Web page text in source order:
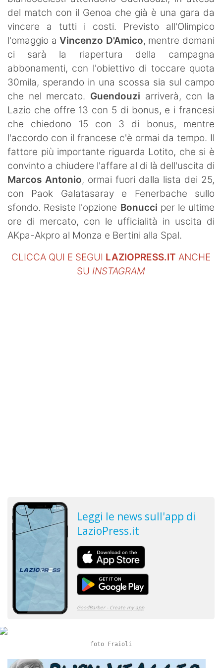
SHOP LAZIO
Contatti
del match con il Genoa che già è una gara da
vincere a tutti i costi. Previsto all'Olimpico
l'omaggio aVincenzo D'Amico, mentre domani
ci sarà la riapertura della campagna
abbonamenti, con l'obiettivo di toccare quota
30mila, sperando in una scossa sia sul campo
che nel mercato. Guendouzi arriverà, con la
Lazio che offre 13 con 5 di bonus, e i francesi
che chiedono 15 con 3 di bonus, mentre
l'accordo con il francese c'è ormai da tempo. Il
fattore più importante riguarda Lotito, che si è
convinto a chiudere l'affare al di là dell'uscita di
Marcos Antonio, ormai fuori dalla lista dei 25,
con Paok Galatasaray e Fenerbache sullo
sfondo. Resiste l'opzione Bonucci per le ultime
ore di mercato, con le ufficialità in uscita di
AKpa-Akpro al Monza e Bertini alla Spal.
CLICCA QUI E SEGUI LAZIOPRESS.IT ANCHE
SU INSTAGRAM
foto Fraioli